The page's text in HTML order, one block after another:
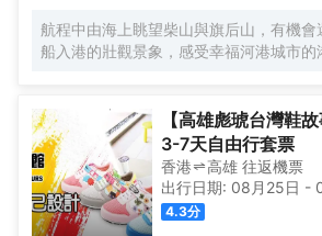
航程中由海上眺望柴山與旗后山，有機會
船入港的壯觀景象，感受幸福河港城市的
【高雄彪琥台灣鞋
3-7天自由行套票
香港 高雄 往返機票
出行日期: 08月25日 -
4.3分